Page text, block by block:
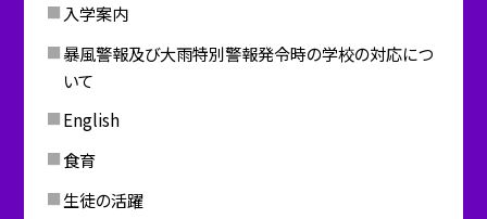
入学案内
暴風警報及び大雨特別警報発令時の学校の対応につ
いて
English
食育
生徒の活躍